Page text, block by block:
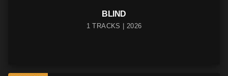
BLIND
1 TRACKS | 2026